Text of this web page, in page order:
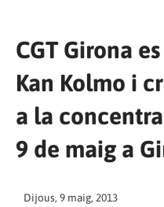
CGT Girona
Kan Kolmo i
a la
9 de maig a
Dijous, 9 maig, 2013